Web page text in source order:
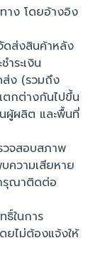
าง โดยอ้างอิง
ดส่งสินค้าหลัง
ระเงิน
ส่ง (รวมถึง
ตกต่างกันไปขึ้น
ผู้ผลิต และพื้นที่
จสอบสภาพ
ความเสียหาย
รุณาติดต่อ
ในการ
ยไม่ต้องแจ้งให้